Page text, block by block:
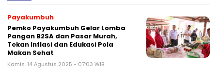
Payakumbuh
Pemko Payakumbuh Gelar Lomba
Pangan B2SA dan Pasar Murah,
Tekan Inflasi dan Edukasi Pola
Makan Sehat
Kamis, 14 Agustus 2025 - 07:03 WIB